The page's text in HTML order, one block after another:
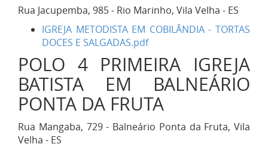
Rua Jacupemba, 985 - Rio Marinho, Vila Velha - ES
IGREJA METODISTA EM COBILÂNDIA - TORTAS
DOCES E SALGADAS.pdf
POLO 4 PRIMEIRA IGREJA
BATISTA EM BALNEÁRIO
PONTA DA FRUTA
Rua Mangaba, 729 - Balneário Ponta da Fruta, Vila
Velha - ES